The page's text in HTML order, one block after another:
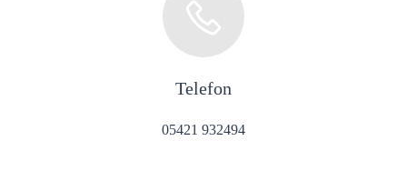
Telefon
05421 932494